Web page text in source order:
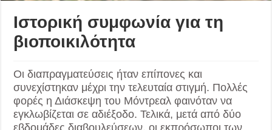
Ιστορική συμφωνία για τη
βιοποικιλότητα
Οι διαπραγματεύσεις ήταν επίπονες και
συνεχίστηκαν μέχρι την τελευταία στιγμή. Πολλές
φορές η Διάσκεψη του Μόντρεαλ φαινόταν να
εγκλωβίζεται σε αδιέξοδο. Τελικά, μετά από δύο
εβδομάδες διαβουλεύσεων, οι εκπρόσωποι των